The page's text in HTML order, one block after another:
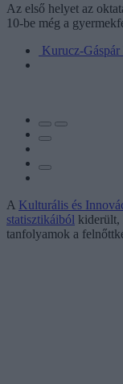
Az első helyet az
10-be még a
Kurucz-Gáspár
A Kulturális és
statisztikáiból kiderült,
tanfolyamok a